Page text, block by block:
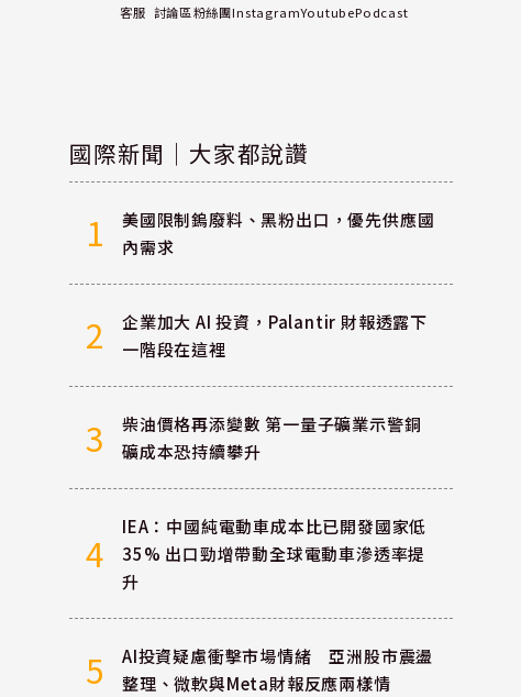
客服 討論區粉絲團InstagramYoutubePodcast
國際新聞｜大家都說讚
1
美國限制鎢廢料、黑粉出口，優先供應國
內需求
2
企業加大 AI 投資，Palantir 財報透露下
一階段在這裡
3
柴油價格再添變數 第一量子礦業示警銅
礦成本恐持續攀升
4
IEA：中國純電動車成本比已開發國家低
35% 出口勁增帶動全球電動車滲透率提
升
5
AI投資疑慮衝擊市場情緒 亞洲股市震盪
整理、微軟與Meta財報反應兩樣情